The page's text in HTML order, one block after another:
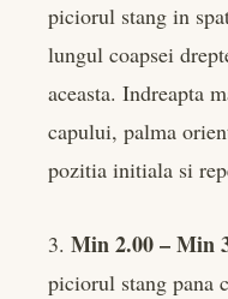
piciorul stang in
lungul coapsei
aceasta. Indreapta
capului, palma
pozitia initiala si
3. Min 2.00 – Min
piciorul stang pana